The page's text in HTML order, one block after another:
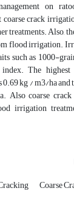
on
coarse crack
treatments. Also,
flood irrigation.
such as 1000-
The
kg / m3/ha and
coarse
irrigation
Coarse